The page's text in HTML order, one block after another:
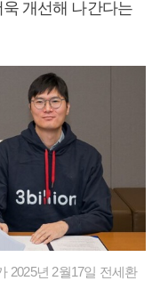
개선해 나간다는
2025년 2월17일 전세환